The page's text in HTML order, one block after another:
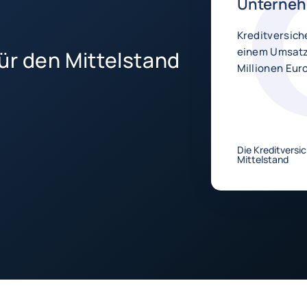
den Mittelstand
einem
Millionen
Die
Mittelstand